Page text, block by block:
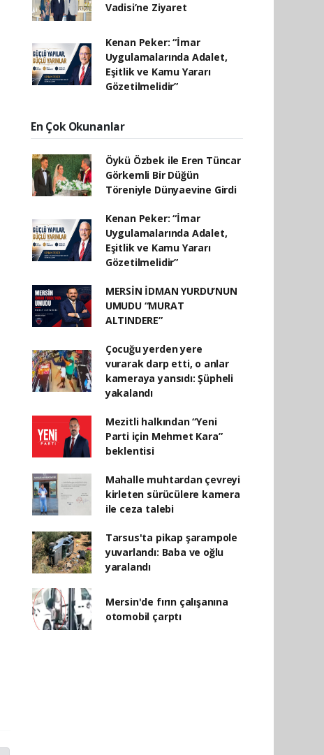
Vadisi’ne Ziyaret
Kenan Peker: “İmar
Uygulamalarında Adalet,
Eşitlik ve Kamu Yararı
Gözetilmelidir”
En Çok Okunanlar
Öykü Özbek ile Eren Tüncar
Görkemli Bir Düğün
Töreniyle Dünyaevine Girdi
Kenan Peker: “İmar
Uygulamalarında Adalet,
Eşitlik ve Kamu Yararı
Gözetilmelidir”
MERSİN İDMAN YURDU’NUN
UMUDU “MURAT
ALTINDERE”
Çocuğu yerden yere
vurarak darp etti, o anlar
kameraya yansıdı: Şüpheli
yakalandı
Mezitli halkından “Yeni
Parti için Mehmet Kara”
beklentisi
Mahalle muhtardan çevreyi
kirleten sürücülere kamera
ile ceza talebi
Tarsus'ta pikap şarampole
yuvarlandı: Baba ve oğlu
yaralandı
Mersin'de fırın çalışanına
otomobil çarptı